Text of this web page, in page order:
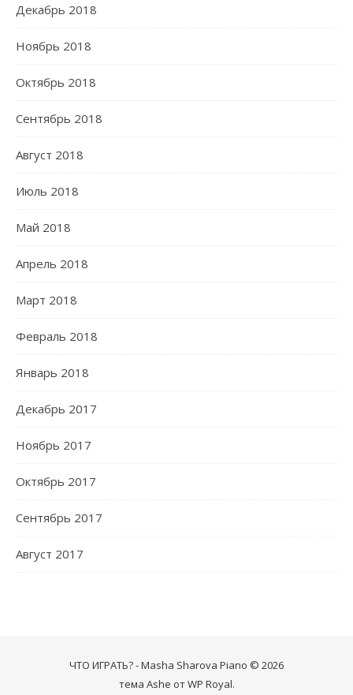
Декабрь 2018
Ноябрь 2018
Октябрь 2018
Сентябрь 2018
Август 2018
Июль 2018
Май 2018
Апрель 2018
Март 2018
Февраль 2018
Январь 2018
Декабрь 2017
Ноябрь 2017
Октябрь 2017
Сентябрь 2017
Август 2017
ЧТО ИГРАТЬ? - Masha Sharova Piano © 2026
тема Ashe отWP Royal.